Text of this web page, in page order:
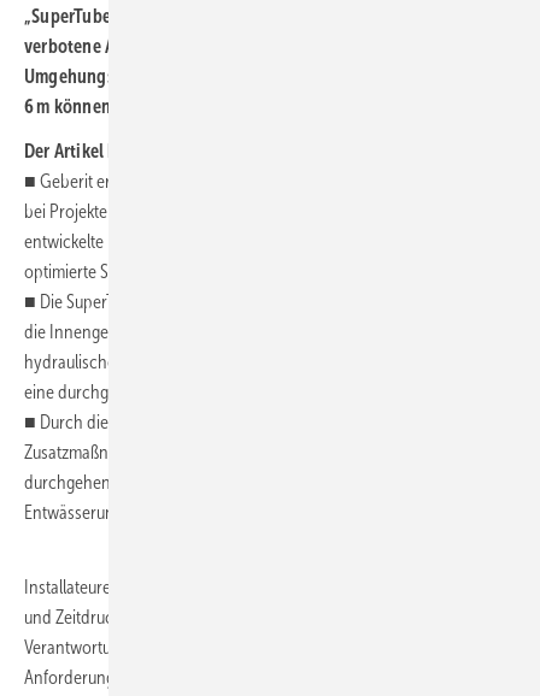
„SuperTube“-Technologie kann die Entwässerung ohne
verbotene Anschlusszonen realisiert werden,
Umgehungsleitungen entfallen und horizontale Leitungen bis zu
6 m können ohne Gefälle verlegt werden.
Der Artikel kompakt zusammengefasst
■ Geberit erweitert das für Fallleitungen und Stockwerksanbindungen
bei Projekten mit hohen Anforderungen an den Schallschutz
entwickelte Entwässerungssystem Silent-Pro um drei hydraulisch
optimierte SuperTube-Formstücke.
■ Die SuperTube-Formstücke bewirken durch ihre Formgebung und
die Innengeometrie, dass bei Umlenkungen und Einleitungen keine
hydraulischen Abschlüsse entstehen und so bei der Entwässerung
eine durchgehende Luftsäule erhalten bleibt.
■ Durch diese Eigenschaften sind im Regelwerk hinterlegte
Zusatzmaßnahmen und Einschränkungen zum Erhalt einer
durchgehenden Luftsäule für eine einwandfreie Funktion der
Entwässerung nicht erforderlich.
Installateure stehen bei der Realisierung von Projekten unter Kosten-
und Zeitdruck. Planer und Architekten hingegen stehen in der
Verantwortung, ordnungsgemäß zu planen und normative
Anforderungen zu erfüllen und im Rahmen der Bauüberwachung die